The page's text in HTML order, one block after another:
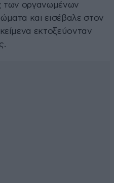
των οργανωμένων
και εισέβαλε στον
εκτοξεύονταν